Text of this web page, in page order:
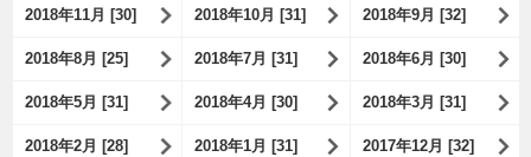
2018年11月 [30] 2018年10月 [31] 2018年9月 [32]
2018年8月 [25] 2018年7月 [31] 2018年6月 [30]
2018年5月 [31] 2018年4月 [30] 2018年3月 [31]
2018年2月 [28] 2018年1月 [31] 2017年12月 [32]